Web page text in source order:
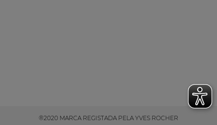
®2020 MARCA REGISTADA PELA YVES ROCHER